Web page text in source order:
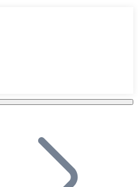
en tu plataforma.
en tu negocio y permite que